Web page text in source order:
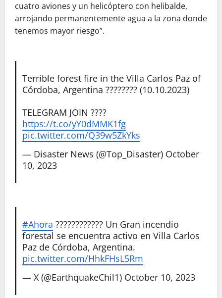
cuatro aviones y un helicóptero con helibalde,
arrojando permanentemente agua a la zona donde
tenemos mayor riesgo”.
Terrible forest fire in the Villa Carlos Paz of
Córdoba, Argentina ???????? (10.10.2023)
TELEGRAM JOIN ????
https://t.co/yY0dMMK1fg
pic.twitter.com/Q39w5ZkYks
— Disaster News (@Top_Disaster) October
10, 2023
#Ahora ???????????? Un Gran incendio
forestal se encuentra activo en Villa Carlos
Paz de Córdoba, Argentina.
pic.twitter.com/HhkFHsL5Rm
— X (@EarthquakeChil1) October 10, 2023